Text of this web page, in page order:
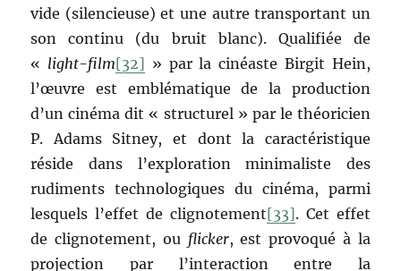
vide (silencieuse) et une autre transportant un
son continu (du bruit blanc). Qualifiée de
« light-film[32] » par la cinéaste Birgit Hein,
l’œuvre est emblématique de la production
d’un cinéma dit « structurel » par le théoricien
P. Adams Sitney, et dont la caractéristique
réside dans l’exploration minimaliste des
rudiments technologiques du cinéma, parmi
lesquels l’effet de clignotement[33]. Cet effet
de clignotement, ou flicker, est provoqué à la
projection par l’interaction entre la